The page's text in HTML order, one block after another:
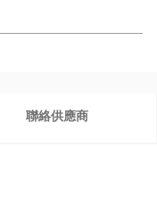
聯絡供應商